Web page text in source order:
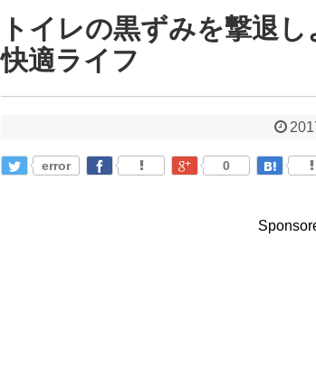
トイレの黒ずみを撃退
快適ライフ
error 0